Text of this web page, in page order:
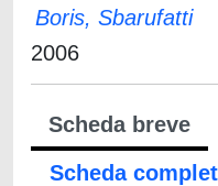
Boris, Sbarufatti
2006
Scheda breve
Scheda